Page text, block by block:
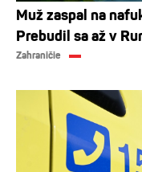
Muž zaspal na
Prebudil sa až v
Zahraničie